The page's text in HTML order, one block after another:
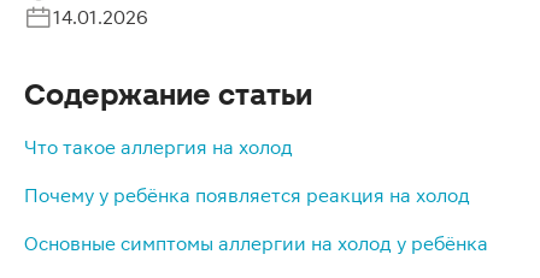
14.01.2026
Содержание статьи
Что такое аллергия на холод
Почему у ребёнка появляется реакция на холод
Основные симптомы аллергии на холод у ребёнка